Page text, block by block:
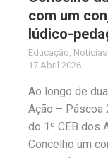
com um
lúdico-
Educação, Notícias
17 Abril 2026
Ao longo de
Ação – Páscoa
do 1º CEB dos
Concelho um